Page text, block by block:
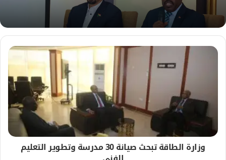
وزارة الطاقة تبحث صيانة 30 مدرسة وتطوير التعليم